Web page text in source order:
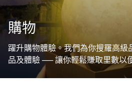
購物
躍升購物體驗。我們為你搜羅高級
品及體驗 ── 讓你輕鬆賺取里數以